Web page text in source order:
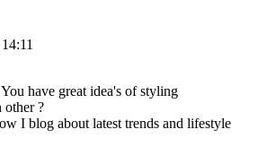
have great idea's of styling
other ?
I blog about latest trends and lifestyle